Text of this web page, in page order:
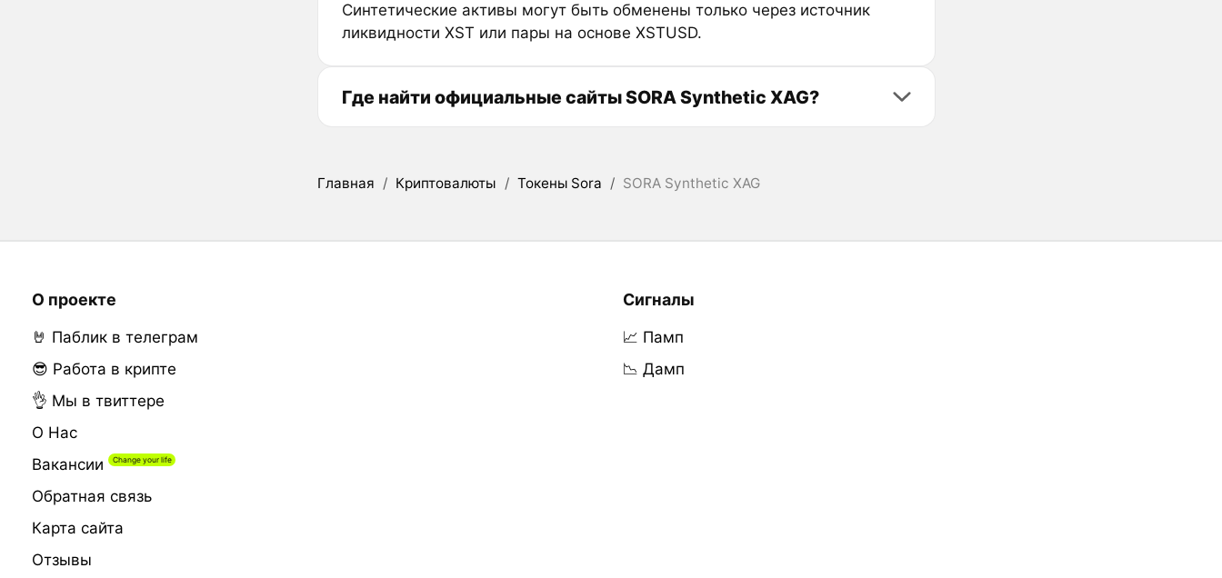
Синтетические активы могут быть обменены только через источник
ликвидности XST или пары на основе XSTUSD.
Где найти официальные сайты SORA Synthetic XAG?
Главная / Криптовалюты / Токены Sora / SORA Synthetic XAG
О проекте
🤘 Паблик в телеграм
😎 Работа в крипте
👌 Мы в твиттере
О Нас
Вакансии
Обратная связь
Карта сайта
Отзывы
Сигналы
📈 Памп
📉 Дамп